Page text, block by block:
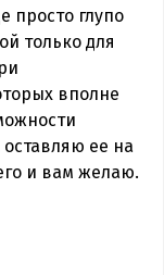
просто глупо
только для
вполне
ее на
и вам желаю.